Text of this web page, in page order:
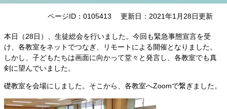
ページID：0105413 更新日：2021年1月28日更新
本日（28日）、生徒総会を行いました。今回も緊急事態宣言を受
け、各教室をネットでつなぎ、リモートによる開催となりました。
しかし、子どもたちは画面に向かって堂々と発言し、各教室でも真
剣に望んでいました。
礎教室を会場にしました。そこから、各教室へZoomで繋ぎました。